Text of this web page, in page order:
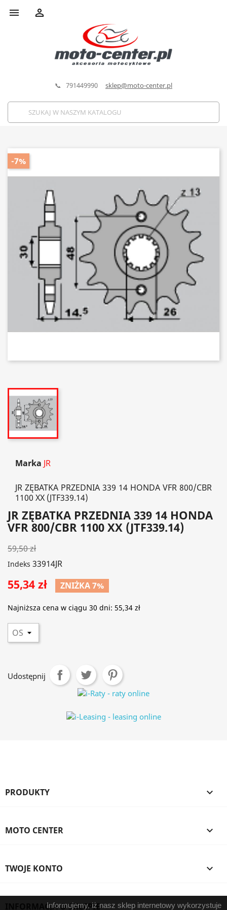
 
📞 791449990 sklep@moto-center.pl
-7%
Marka JR
JR ZĘBATKA PRZEDNIA 339 14 HONDA VFR 800/CBR
1100 XX (JTF339.14)
JR ZĘBATKA PRZEDNIA 339 14 HONDA
VFR 800/CBR 1100 XX (JTF339.14)
59,50 zł
Indeks 33914JR
55,34 zł ZNIŻKA 7%
Najniższa cena w ciągu 30 dni: 55,34 zł
Udostępnij
PRODUKTY 
MOTO CENTER 
TWOJE KONTO 
INFORMACJA O SKLEPIE
Informujemy, iż nasz sklep internetowy wykorzystuje